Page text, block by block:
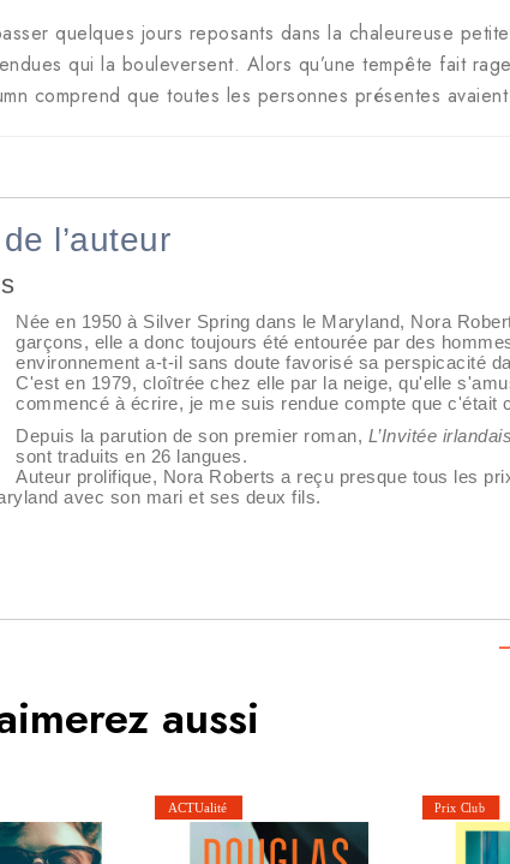
quelques jours reposants dans la chaleureuse
qui la bouleversent. Alors qu’une tempête fait
comprend que toutes les personnes présentes
l’auteur
Née en 1950 à Silver Spring dans le Maryland, Nora
garçons, elle a donc toujours été entourée par des
environnement a-t-il sans doute favorisé sa perspicacité
C'est en 1979, cloîtrée chez elle par la neige, qu'elle
commencé à écrire, je me suis rendue compte que c'était
Depuis la parution de son premier roman, L’Invitée
sont traduits en 26 langues.
Auteur prolifique, Nora Roberts a reçu presque tous les
avec son mari et ses deux fils.
aussi